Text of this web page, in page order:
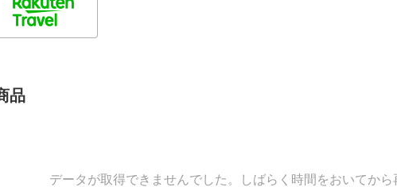
品
データが取得できませんでした。しばらく時間をおいてから